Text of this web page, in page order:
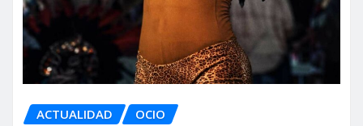
ACTUALIDAD OCIO